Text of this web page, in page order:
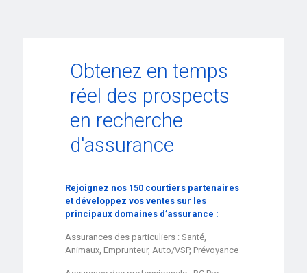
Obtenez en temps
réel des prospects
en recherche
d'assurance
Rejoignez nos 150 courtiers partenaires
et développez vos ventes sur les
principaux domaines d’assurance :
Assurances des particuliers : Santé,
Animaux, Emprunteur, Auto/VSP, Prévoyance